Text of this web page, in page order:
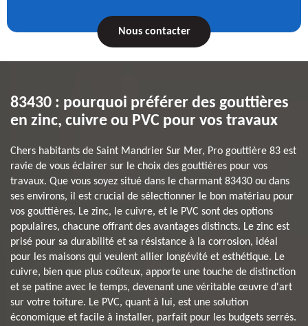
Nous contacter
83430 : pourquoi préférer des gouttières
en zinc, cuivre ou PVC pour vos travaux
Chers habitants de Saint Mandrier Sur Mer, Pro gouttière 83 est
ravie de vous éclairer sur le choix des gouttières pour vos
travaux. Que vous soyez situé dans le charmant 83430 ou dans
ses environs, il est crucial de sélectionner le bon matériau pour
vos gouttières. Le zinc, le cuivre, et le PVC sont des options
populaires, chacune offrant des avantages distincts. Le zinc est
prisé pour sa durabilité et sa résistance à la corrosion, idéal
pour les maisons qui veulent allier longévité et esthétique. Le
cuivre, bien que plus coûteux, apporte une touche de distinction
et se patine avec le temps, devenant une véritable œuvre d'art
sur votre toiture. Le PVC, quant à lui, est une solution
économique et facile à installer, parfait pour les budgets serrés.